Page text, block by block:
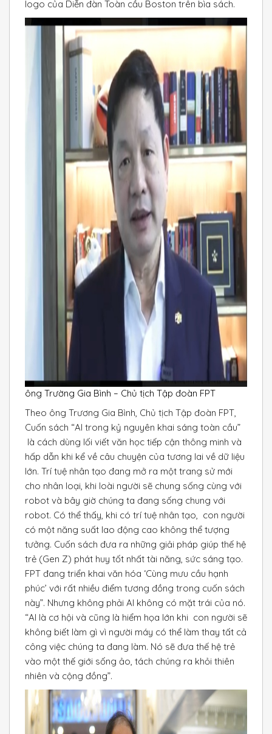
logo của Diễn đàn Toàn cầu Boston trên bìa sách.
ông Trường Gia Bình – Chủ tịch Tập đoàn FPT
Theo ông Trương Gia Bình, Chủ tịch Tập đoàn FPT,
Cuốn sách “Al trong kỷ nguyên khai sáng toàn cầu”
là cách dùng lối viết văn học tiếp cận thông minh và
hấp dẫn khi kể về câu chuyện của tương lai về dữ liệu
lớn. Trí tuệ nhân tạo đang mở ra một trang sử mới
cho nhân loại, khi loài người sẽ chung sống cùng với
robot và bây giờ chúng ta đang sống chung với
robot. Có thể thấy, khi có trí tuệ nhân tạo, con người
có một năng suất lao động cao không thể tượng
tưởng. Cuốn sách đưa ra những giải pháp giúp thế hệ
trẻ (Gen Z) phát huy tốt nhất tài năng, sức sáng tạo.
FPT đang triển khai văn hóa ‘Cùng mưu cầu hạnh
phúc’ với rất nhiều điểm tương đồng trong cuốn sách
này”. Nhưng không phải Al không có mặt trái của nó.
“Al là cơ hội và cũng là hiểm họa lớn khi con người sẽ
không biết làm gì vì người máy có thể làm thay tất cả
công việc chúng ta đang làm. Nó sẽ đưa thế hệ trẻ
vào một thế giới sống ảo, tách chúng ra khỏi thiên
nhiên và cộng đồng”.